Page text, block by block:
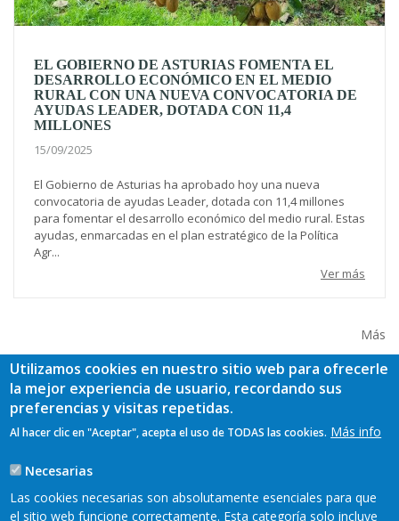
EL GOBIERNO DE ASTURIAS FOMENTA EL
DESARROLLO ECONÓMICO EN EL MEDIO
RURAL CON UNA NUEVA CONVOCATORIA DE
AYUDAS LEADER, DOTADA CON 11,4
MILLONES
15/09/2025
El Gobierno de Asturias ha aprobado hoy una nueva
convocatoria de ayudas Leader, dotada con 11,4 millones
para fomentar el desarrollo económico del medio rural. Estas
ayudas, enmarcadas en el plan estratégico de la Política
Agr...
Ver más
Más
Utilizamos cookies en nuestro sitio web para ofrecerle
la mejor experiencia de usuario, recordando sus
preferencias y visitas repetidas.
Al hacer clic en "Aceptar", acepta el uso de TODAS las cookies. Más info
Necesarias
Las cookies necesarias son absolutamente esenciales para que
el sitio web funcione correctamente. Esta categoría solo incluye